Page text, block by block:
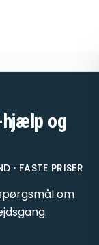
hjælp og
· FASTE PRISER
om